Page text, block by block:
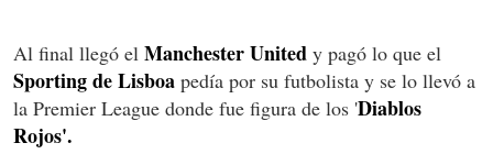
Al final llegó el Manchester United y pagó lo que el
Sporting de Lisboa pedía por su futbolista y se lo llevó a
la Premier League donde fue figura de los 'Diablos
Rojos'.